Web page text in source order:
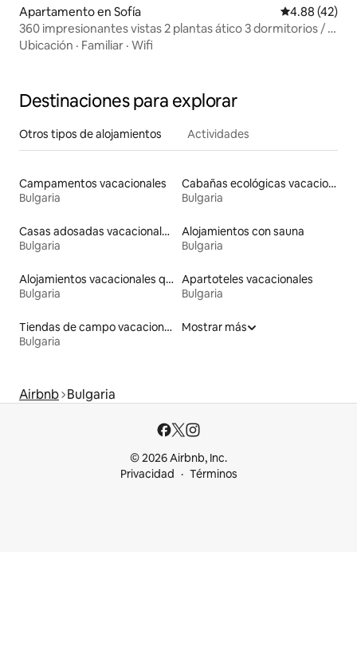
Apartamento en Sofía Calificación
4.88 (42)
360 impresionantes vistas 2 plantas ático 3 dormitorios / 2
baños
Ubicación · Familiar · Wifi
Destinaciones para explorar
Otros tipos de alojamientos Actividades
Campamentos vacacionales
Bulgaria
Cabañas ecológicas vacacionales
Bulgaria
Casas adosadas vacacionales
Bulgaria
Alojamientos con sauna
Bulgaria
Alojamientos vacacionales que admiten mascotas
Bulgaria
Apartoteles vacacionales
Bulgaria
Tiendas de campo vacacionales
Bulgaria
Mostrar más
Airbnb Bulgaria
© 2026 Airbnb, Inc.
Privacidad
Términos